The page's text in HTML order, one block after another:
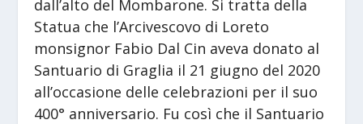
dall’alto del Mombarone. Si tratta della
Statua che l’Arcivescovo di Loreto
monsignor Fabio Dal Cin aveva donato al
Santuario di Graglia il 21 giugno del 2020
all’occasione delle celebrazioni per il suo
400° anniversario. Fu così che il Santuario